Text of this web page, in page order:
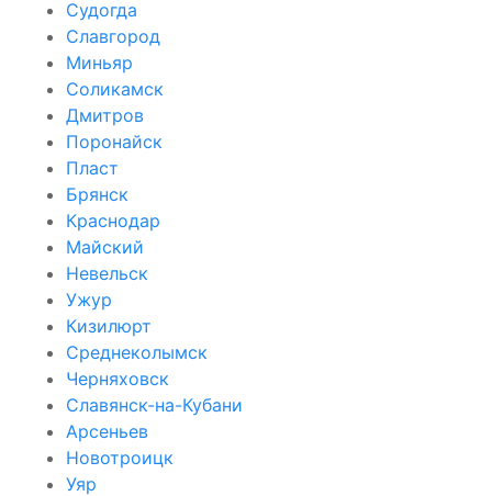
Судогда
Славгород
Миньяр
Соликамск
Дмитров
Поронайск
Пласт
Брянск
Краснодар
Майский
Невельск
Ужур
Кизилюрт
Среднеколымск
Черняховск
Славянск-на-Кубани
Арсеньев
Новотроицк
Уяр